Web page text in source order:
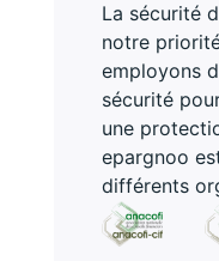
La sécurité
notre
employons
sécurité
une
epargnoo
différents